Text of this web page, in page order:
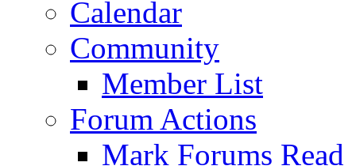
Calendar
Community
Member List
Forum Actions
Mark Forums Read